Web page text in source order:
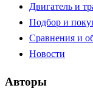
Двигатель и
Подбор и
Сравнения и
Новости
Авторы